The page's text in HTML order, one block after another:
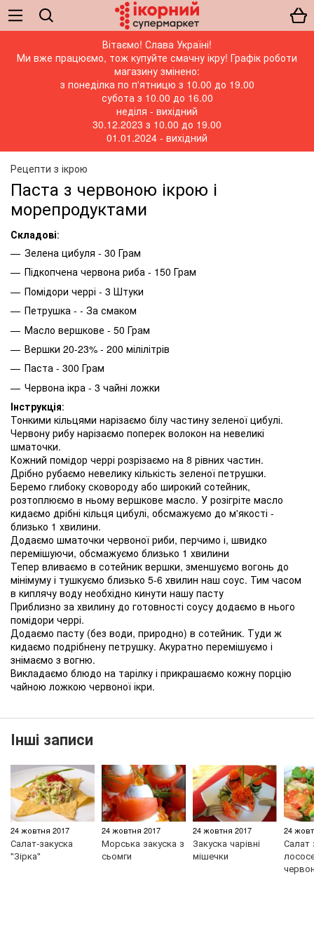
Вітаємо! Слава Україні!
Ми вже працюємо, тож купуйте смачну ікру! Графік роботи
магазину змінено:
з понеділка по п'ятницю з 10.00 до 19.00
субота з 10.00 до 16.00
неділя - вихідний
30.12.2023 з 10.00 до 19.00
01.01.2024 - вихідний
Рецепти з ікрою
Паста з червоною ікрою і
морепродуктами
Складові:
Зелена цибуля - 30 Грам
Підкопчена червона риба - 150 Грам
Помідори черрі - 3 Штуки
Петрушка - - За смаком
Масло вершкове - 50 Грам
Вершки 20-23% - 200 мілілітрів
Паста - 300 Грам
Червона ікра - 3 чайні ложки
Інструкція:
Тонкими кільцями нарізаємо білу частину зеленої цибулі.
Червону рибу нарізаємо поперек волокон на невеликі
шматочки.
Кожний помідор черрі розрізаємо на 8 рівних частин.
Дрібно рубаємо невелику кількість зеленої петрушки.
Беремо глибоку сковороду або широкий сотейник,
розтоплюємо в ньому вершкове масло. У розігріте масло
кидаємо дрібні кільця цибулі, обсмажуємо до м'якості -
близько 1 хвилини.
Додаємо шматочки червоної риби, перчимо і, швидко
перемішуючи, обсмажуємо близько 1 хвилини
Тепер вливаємо в сотейник вершки, зменшуємо вогонь до
мінімуму і тушкуємо близько 5-6 хвилин наш соус. Тим часом
в киплячу воду необхідно кинути нашу пасту
Приблизно за хвилину до готовності соусу додаємо в нього
помідори черрі.
Додаємо пасту (без води, природно) в сотейник. Туди ж
кидаємо подрібнену петрушку. Акуратно перемішуємо і
знімаємо з вогню.
Викладаємо блюдо на тарілку і прикрашаємо кожну порцію
чайною ложкою червоної ікри.
Інші записи
24 жовтня 2017
Салат-закуска
"Зірка"
24 жовтня 2017
Морська закуска з
сьомги
24 жовтня 2017
Закуска чарівні
мішечки
24
Салат